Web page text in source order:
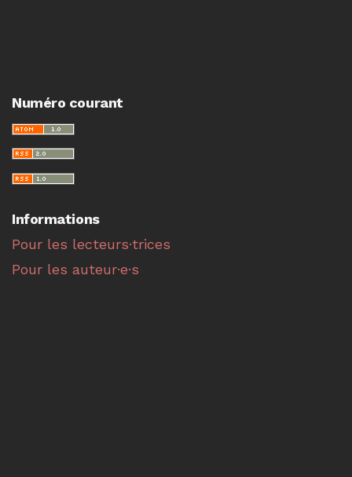
Numéro courant
Informations
Pour les lecteurs·trices
Pour les auteur·e·s